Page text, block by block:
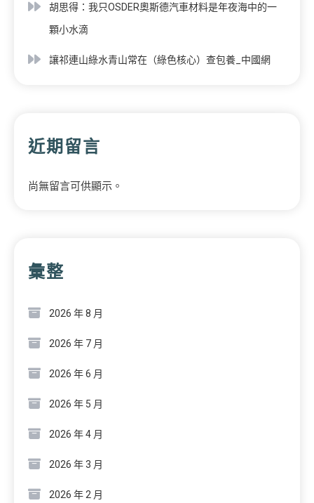
胡思得：我只OSDER奧斯德汽車材料是年夜海中的一
顆小水滴
讓祁連山綠水青山常在（綠色核心）查包養_中國網
近期留言
尚無留言可供顯示。
彙整
2026 年 8 月
2026 年 7 月
2026 年 6 月
2026 年 5 月
2026 年 4 月
2026 年 3 月
2026 年 2 月